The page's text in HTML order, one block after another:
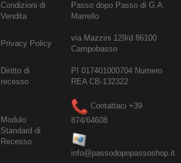
Condizioni di
Vendita
Passo dopo Passo di G.A.
Marrello
Privacy Policy
via Mazzini 129/d 86100
Campobasso
Diritto di
recesso
PI 017401000704 Numero
REA CB-132322
Modulo
Standard di
Recesso
Contattaci +39
874/64608
info@passodopopassoshop.it